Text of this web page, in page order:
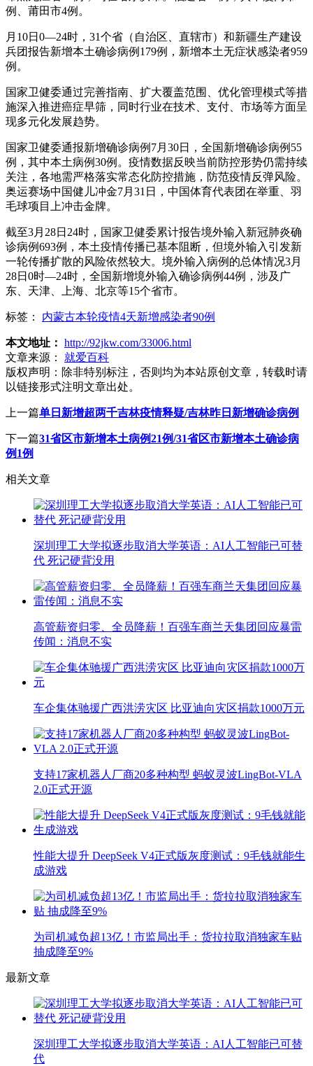
例、莆田市4例。
月10日0—24时，31个省（自治区、直辖市）和新疆生产建设
兵团报告新增本土确诊病例179例，新增本土无症状感染者959
例。
国家卫健委通过完善指南、扩大覆盖范围、优化管理模式等措
施深入推进癌症早筛，同时行业在技术、支付、市场等方面呈
现多元化发展趋势。
国家卫健委通报新增确诊病例7月30日，全国新增确诊病例55
例，其中本土病例30例。疫情数据反映当前防控形势仍需持续
关注，各地需严格落实常态化防控措施，防范疫情反弹风险。
奥运赛场中国健儿冲金7月31日，中国体育代表团在举重、羽
毛球项目上冲击金牌。
截至3月28日24时，国家卫健委累计报告境外输入新冠肺炎确
诊病例693例，本土疫情传播已基本阻断，但境外输入引发新
一轮传播扩散的风险依然较大。境外输入病例的总体情况3月
28日0时—24时，全国新增境外输入确诊病例44例，涉及广
东、天津、上海、北京等15个省市。
标签： 内蒙古本轮疫情4天新增感染者90例
本文地址： http://92jkw.com/33006.html
文章来源：
就爱百科
版权声明： 除非特别标注，否则均为本站原创文章，转载时请
以链接形式注明文章出处。
上一篇单日新增超两千吉林疫情释疑/吉林昨日新增确诊病例
下一篇31省区市新增本土病例21例/31省区市新增本土确诊病
例1例
相关文章
深圳理工大学拟逐步取消大学英语：AI人工智能已可替
代 死记硬背没用
高管薪资归零、全员降薪！百强车商兰天集团回应暴雷
传闻：消息不实
车企集体驰援广西洪涝灾区 比亚迪向灾区捐款1000万元
支持17家机器人厂商20多种构型 蚂蚁灵波LingBot-VLA
2.0正式开源
性能大提升 DeepSeek V4正式版灰度测试：9毛钱就能生
成游戏
为司机减负超13亿！市监局出手：货拉拉取消独家车贴
抽成降至9%
最新文章
深圳理工大学拟逐步取消大学英语：AI人工智能已可替
代